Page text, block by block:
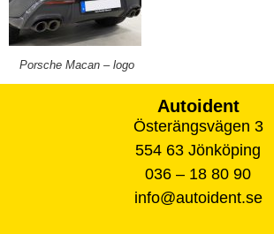
Porsche Macan – logo
Autoident
Österängsvägen 3
554 63 Jönköping
036 – 18 80 90
info@autoident.se